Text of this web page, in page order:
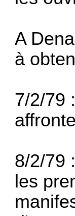
A
à
7/2/79
8/2/79
les